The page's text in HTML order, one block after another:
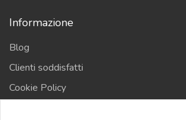
Informazione
Blog
Clienti soddisfatti
Cookie Policy